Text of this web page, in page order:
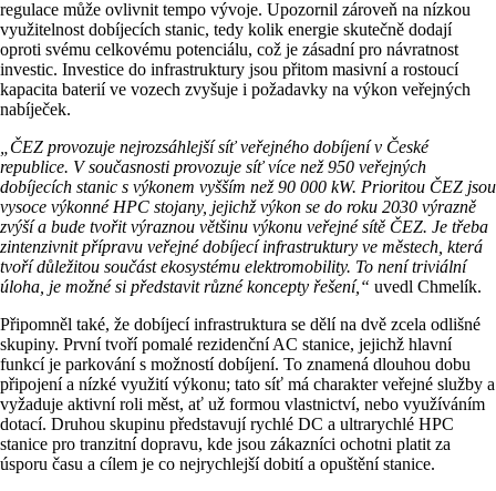
regulace může ovlivnit tempo vývoje. Upozornil zároveň na nízkou
využitelnost dobíjecích stanic, tedy kolik energie skutečně dodají
oproti svému celkovému potenciálu, což je zásadní pro návratnost
investic. Investice do infrastruktury jsou přitom masivní a rostoucí
kapacita baterií ve vozech zvyšuje i požadavky na výkon veřejných
nabíječek.
„ČEZ provozuje nejrozsáhlejší síť veřejného dobíjení v České
republice. V současnosti provozuje síť více než 950 veřejných
dobíjecích stanic s výkonem vyšším než 90 000 kW. Prioritou ČEZ jsou
vysoce výkonné HPC stojany, jejichž výkon se do roku 2030 výrazně
zvýší a bude tvořit výraznou většinu výkonu veřejné sítě ČEZ. Je třeba
zintenzivnit přípravu veřejné dobíjecí infrastruktury ve městech, která
tvoří důležitou součást ekosystému elektromobility. To není triviální
úloha, je možné si představit různé koncepty řešení,“ uvedl Chmelík.
Připomněl také, že dobíjecí infrastruktura se dělí na dvě zcela odlišné
skupiny. První tvoří pomalé rezidenční AC stanice, jejichž hlavní
funkcí je parkování s možností dobíjení. To znamená dlouhou dobu
připojení a nízké využití výkonu; tato síť má charakter veřejné služby a
vyžaduje aktivní roli měst, ať už formou vlastnictví, nebo využíváním
dotací. Druhou skupinu představují rychlé DC a ultrarychlé HPC
stanice pro tranzitní dopravu, kde jsou zákazníci ochotni platit za
úsporu času a cílem je co nejrychlejší dobití a opuštění stanice.